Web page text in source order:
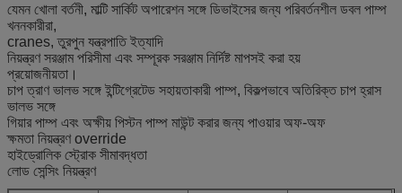
যেমন খোলা বর্তনী, মাল্টি সার্কিট অপারেশন সঙ্গে ডিভাইসের জন্য পরিবর্তনশীল ডবল পাম্প
খননকারীরা,
cranes, তুরপুন যন্ত্রপাতি ইত্যাদি
নিয়ন্ত্রণ সরঞ্জাম পরিসীমা এবং সম্পূরক সরঞ্জাম নির্দিষ্ট মাপসই করা হয়
প্রয়োজনীয়তা।
চাপ ত্রাণ ভালভ সঙ্গে ইন্টিগ্রেটেড সহায়তাকারী পাম্প, বিকল্পভাবে অতিরিক্ত চাপ হ্রাস
ভালভ সঙ্গে
গিয়ার পাম্প এবং অক্ষীয় পিস্টন পাম্প মাউন্ট করার জন্য পাওয়ার অফ-অফ
ক্ষমতা নিয়ন্ত্রণ override
হাইড্রোলিক স্ট্রোক সীমাবদ্ধতা
লোড সেন্সিং নিয়ন্ত্রণ